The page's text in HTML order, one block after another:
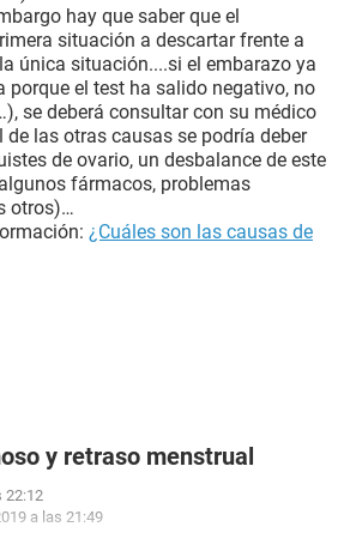
hay que saber que el
situación a descartar frente a
única situación....si el embarazo ya
porque el test ha salido negativo, no
se deberá consultar con su médico
de las otras causas se podría deber
de ovario, un desbalance de este
fármacos, problemas
otros)…
¿Cuáles son las causas de
y retraso menstrual
22:12
a las 21:49